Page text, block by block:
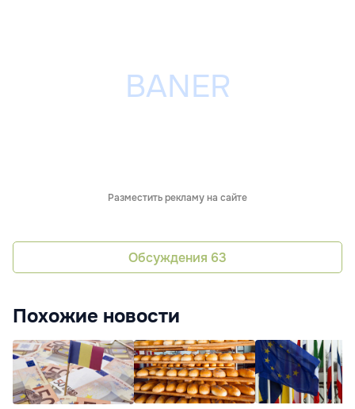
Разместить рекламу на сайте
Обсуждения 63
Похожие новости